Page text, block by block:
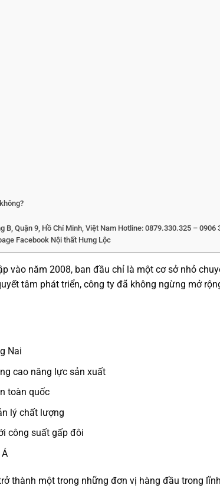
Quận 9, Hồ Chí Minh, Việt Nam Hotline: 0879.330.325 – 0906
Facebook Nội thất Hưng Lộc
vào năm 2008, ban đầu chỉ là một cơ sở nhỏ
tâm phát triển, công ty đã không ngừng mở
Nai
cao năng lực sản xuất
toàn quốc
lý chất lượng
công suất gấp đôi
thành một trong những đơn vị hàng đầu trong